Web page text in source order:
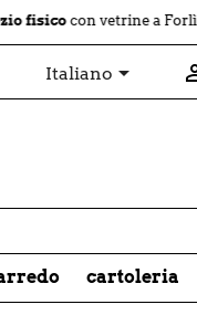
vetrine a Forlì star
Italiano
cartoleria